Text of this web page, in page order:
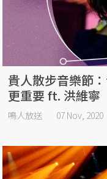
貴人散步音樂節
更重要 ft. 洪維寧
鳴人放送 07 Nov, 2020